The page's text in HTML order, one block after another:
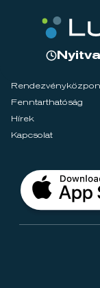
Fenntarthatóság
Hírek
Kapcsolat